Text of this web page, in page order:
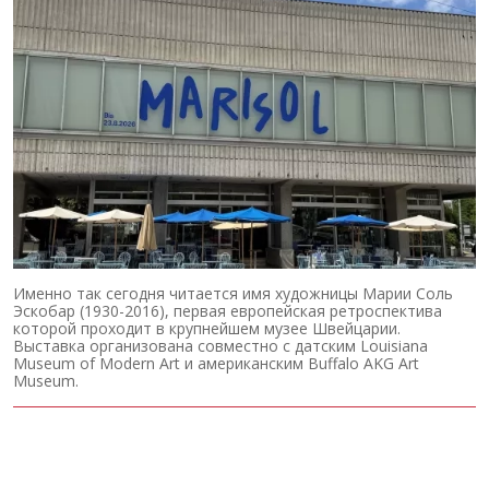
Именно так сегодня читается имя художницы Марии Соль
Эскобар (1930-2016), первая европейская ретроспектива
которой проходит в крупнейшем музее Швейцарии.
Выставка организована совместно с датским Louisiana
Museum of Modern Art и американским Buffalo AKG Art
Museum.